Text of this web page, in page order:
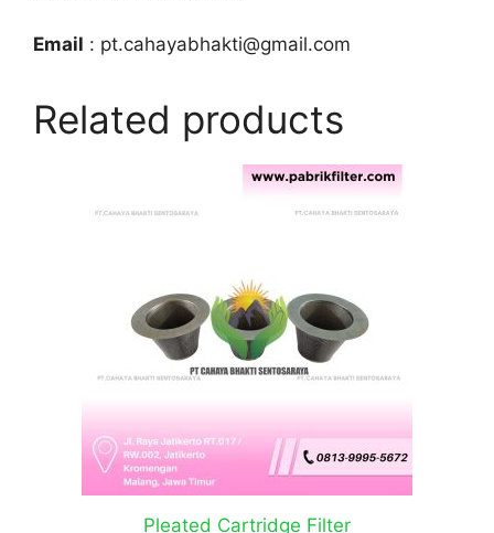
Email : pt.cahayabhakti@gmail.com
Related products
Pleated Cartridge Filter